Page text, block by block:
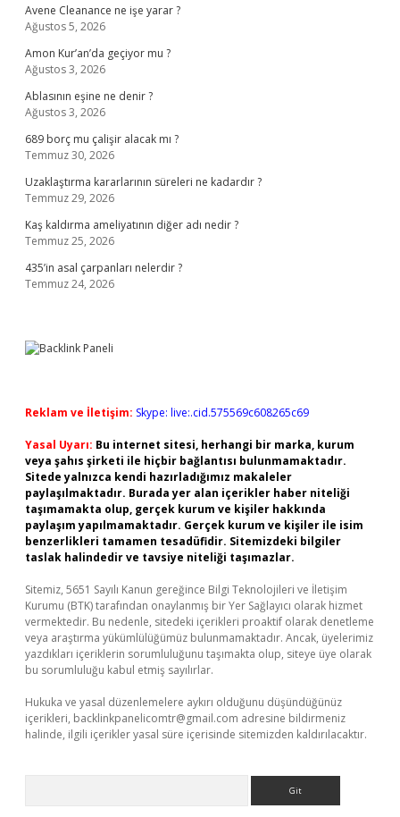
Avene Cleanance ne işe yarar ?
Ağustos 5, 2026
Amon Kur’an’da geçiyor mu ?
Ağustos 3, 2026
Ablasının eşine ne denir ?
Ağustos 3, 2026
689 borç mu çalişir alacak mı ?
Temmuz 30, 2026
Uzaklaştırma kararlarının süreleri ne kadardır ?
Temmuz 29, 2026
Kaş kaldırma ameliyatının diğer adı nedir ?
Temmuz 25, 2026
435’in asal çarpanları nelerdir ?
Temmuz 24, 2026
Reklam ve İletişim: Skype: live:.cid.575569c608265c69
Yasal Uyarı: Bu internet sitesi, herhangi bir marka, kurum
veya şahıs şirketi ile hiçbir bağlantısı bulunmamaktadır.
Sitede yalnızca kendi hazırladığımız makaleler
paylaşılmaktadır. Burada yer alan içerikler haber niteliği
taşımamakta olup, gerçek kurum ve kişiler hakkında
paylaşım yapılmamaktadır. Gerçek kurum ve kişiler ile isim
benzerlikleri tamamen tesadüfidir. Sitemizdeki bilgiler
taslak halindedir ve tavsiye niteliği taşımazlar.
Sitemiz, 5651 Sayılı Kanun gereğince Bilgi Teknolojileri ve İletişim
Kurumu (BTK) tarafından onaylanmış bir Yer Sağlayıcı olarak hizmet
vermektedir. Bu nedenle, sitedeki içerikleri proaktif olarak denetleme
veya araştırma yükümlülüğümüz bulunmamaktadır. Ancak, üyelerimiz
yazdıkları içeriklerin sorumluluğunu taşımakta olup, siteye üye olarak
bu sorumluluğu kabul etmiş sayılırlar.
Hukuka ve yasal düzenlemelere aykırı olduğunu düşündüğünüz
içerikleri, backlinkpanelicomtr@gmail.com adresine bildirmeniz
halinde, ilgili içerikler yasal süre içerisinde sitemizden kaldırılacaktır.